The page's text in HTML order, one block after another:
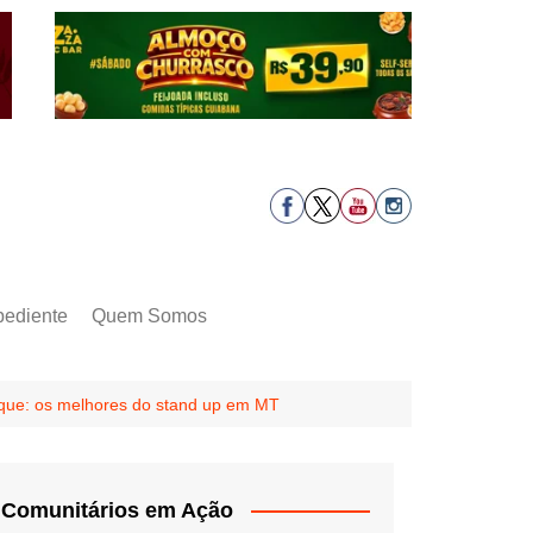
Quem Somos
os melhores do stand up em MT
Comunitários em Ação